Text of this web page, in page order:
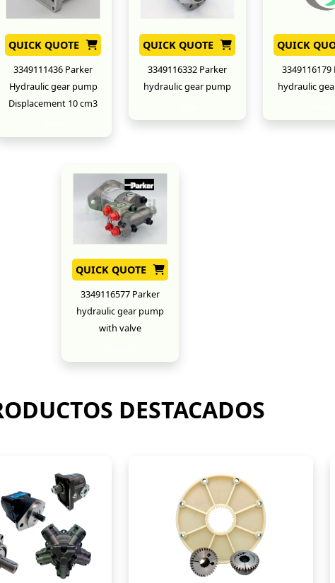
QUICK QUOTE
3349111436 Parker
Hydraulic gear pump
Displacement 10 cm3
QUICK QUOTE
3349116332 Parker
hydraulic gear pump
QUICK
3349116179
hydraulic
QUICK QUOTE
3349116577 Parker
hydraulic gear pump
with valve
DESTACADOS